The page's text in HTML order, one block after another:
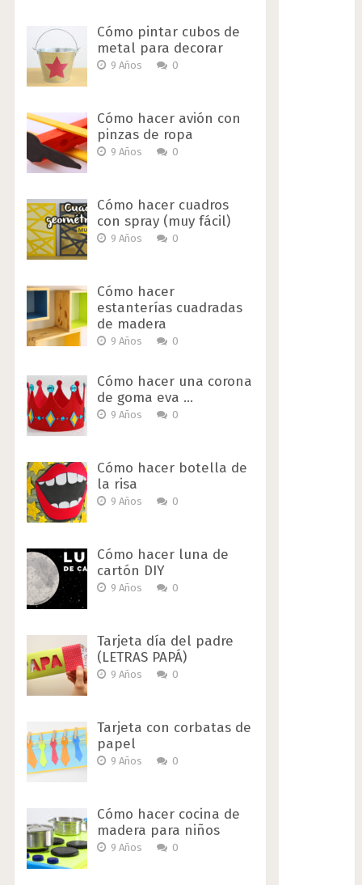
Cómo pintar cubos de
metal para decorar
9 Años 0
Cómo hacer avión con
pinzas de ropa
9 Años 0
Cómo hacer cuadros
con spray (muy fácil)
9 Años 0
Cómo hacer
estanterías cuadradas
de madera
9 Años 0
Cómo hacer una corona
de goma eva …
9 Años 0
Cómo hacer botella de
la risa
9 Años 0
Cómo hacer luna de
cartón DIY
9 Años 0
Tarjeta día del padre
(LETRAS PAPÁ)
9 Años 0
Tarjeta con corbatas de
papel
9 Años 0
Cómo hacer cocina de
madera para niños
9 Años 0